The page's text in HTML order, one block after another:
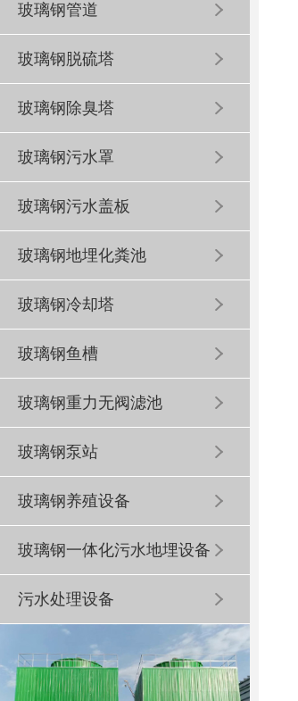
玻璃钢管道
玻璃钢脱硫塔
玻璃钢除臭塔
玻璃钢污水罩
玻璃钢污水盖板
玻璃钢地埋化粪池
玻璃钢冷却塔
玻璃钢鱼槽
玻璃钢重力无阀滤池
玻璃钢泵站
玻璃钢养殖设备
玻璃钢一体化污水地埋设备
污水处理设备